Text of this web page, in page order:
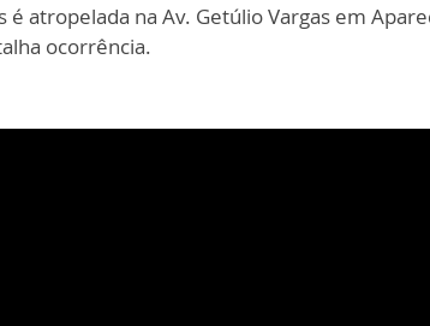
atropelada na Av. Getúlio Vargas em
ocorrência.